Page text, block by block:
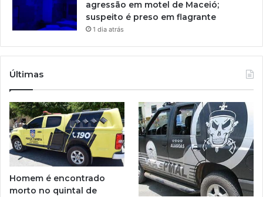
agressão em motel de Maceió;
suspeito é preso em flagrante
1 dia atrás
Últimas
Homem é encontrado
morto no quintal de